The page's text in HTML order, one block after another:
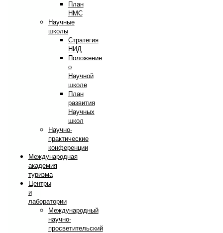
План
НМС
Научные
школы
Стратегия
НИД
Положение
о
Научной
школе
План
развития
Научных
школ
Научно-
практические
конференции
Международная
академия
туризма
Центры
и
лаборатории
Международный
научно-
просветительский